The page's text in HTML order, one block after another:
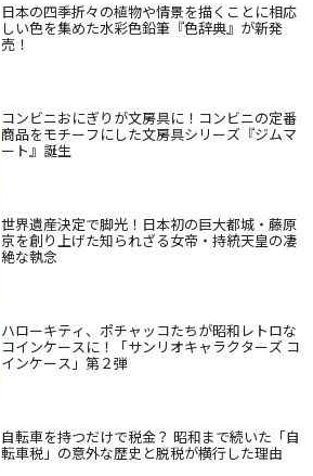
日本の四季折々の植物や情景を描くことに相応
しい色を集めた水彩色鉛筆『色辞典』が新発
売！
コンビニおにぎりが文房具に！コンビニの定番
商品をモチーフにした文房具シリーズ『ジムマ
ート』誕生
世界遺産決定で脚光！日本初の巨大都城・藤原
京を創り上げた知られざる女帝・持統天皇の凄
絶な執念
ハローキティ、ポチャッコたちが昭和レトロな
コインケースに！「サンリオキャラクターズ コ
インケース」第２弾
自転車を持つだけで税金？ 昭和まで続いた「自
転車税」の意外な歴史と脱税が横行した理由